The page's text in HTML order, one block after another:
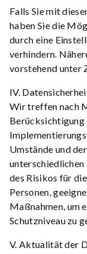
Falls Sie mit
haben Sie die
durch eine
verhindern.
vorstehend unter
IV.
Wir treffen nach
Berücksichtigung
Umstände und
des Risikos für
Personen,
Maßnahmen, um
Schutzniveau zu
V. Aktualität der